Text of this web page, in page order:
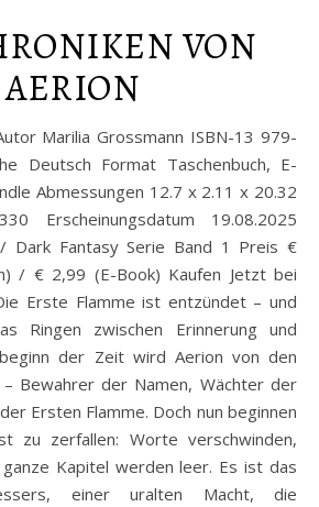
VON
AERION
Deutsch Format Taschenbuch, E-
Abmessungen 12.7 x 2.11 x 20.32
Erscheinungsdatum 19.08.2025
Dark Fantasy Serie Band 1 Preis €
/ € 2,99 (E-Book) Kaufen Jetzt bei
Erste Flamme ist entzündet – und
Ringen zwischen Erinnerung und
der Zeit wird Aerion von den
Bewahrer der Namen, Wächter der
Ersten Flamme. Doch nun beginnen
zu zerfallen: Worte verschwinden,
Kapitel werden leer. Es ist das
einer uralten Macht, die